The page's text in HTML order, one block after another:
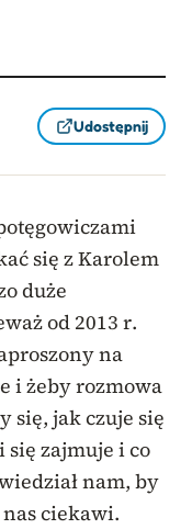
Udostępnij
się z Karolem
duże
od 2013 r.
na
i żeby rozmowa
się, jak czuje się
zajmuje i co
nam, by
ciekawi.